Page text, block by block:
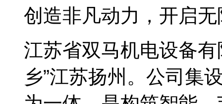
创造非凡动力，开启
江苏省双马机电设备
乡”江苏扬州。公司集